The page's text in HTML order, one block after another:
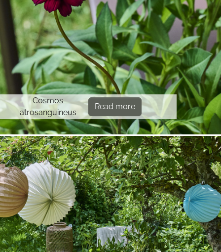
Cosmos
atrosanguineus
Read more